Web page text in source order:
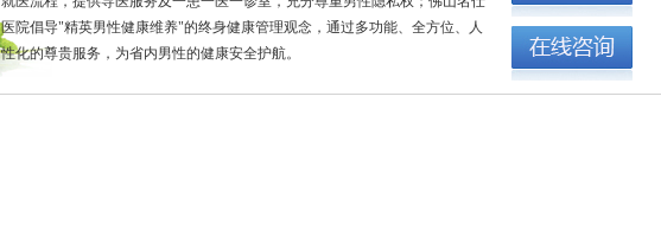
医院倡导"精英男性健康维养"的终身健康管理观念，通过多功能、全方位、人
性化的尊贵服务，为省内男性的健康安全护航。